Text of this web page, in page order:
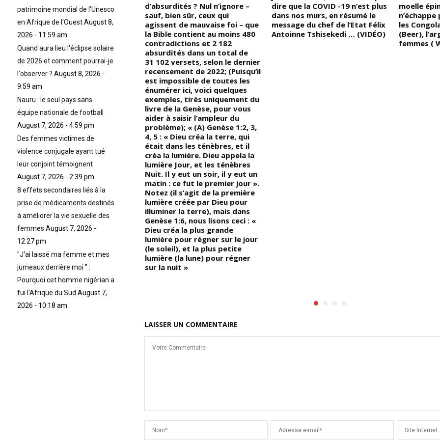
milliardaires africains s’est
encore réduit en 2017 » : le
nombre de milliardaires
africains continue de baisser et
leur fortune ne cesse de
fondre depuis deux ans sous
l’effet des vents contraires qui
soufflent sur le continent …
Selon le magazine Forbes
d’absurdités ? Nul n’ignore –
sauf, bien sûr, ceux qui
agissent de mauvaise foi – que
la Bible contient au moins 480
contradictions et 2 182
absurdités dans un total de
31 102 versets, selon le dernier
recensement de 2022; (Puisqu’il
est impossible de toutes les
énumérer ici, voici quelques
exemples, tirés uniquement du
livre de la Genèse, pour vous
aider à saisir l’ampleur du
problème); « (A) Genèse 1:2, 3,
4, 5 : « Dieu créa la terre, qui
était dans les ténèbres, et il
créa la lumière. Dieu appela la
lumière Jour, et les ténèbres
Nuit. Il y eut un soir, il y eut un
matin : ce fut le premier jour ».
Notez (il s’agit de la première
lumière créée par Dieu pour
illuminer la terre), mais dans
Genèse 1:6, nous lisons ceci : «
Dieu créa la plus grande
lumière pour régner sur le jour
(le soleil), et la plus petite
lumière (la lune) pour régner
sur la nuit »
dire que la COVID -19 n’est plus
dans nos murs, en résumé le
message du chef de l’Etat Félix
Antoinne Tshisekedi … (VIDÉO)
moelle
les
(Beer),
femmes (
LAISSER UN COMMENTAIRE
patrimoine mondial de l'Unesco
en Afrique de l'OuestAugust 8,
2026 - 11:59 am
Quand aura lieu l'éclipse solaire
de 2026 et comment pourrai-je
l'observer ? August 8, 2026 -
9:59 am
Nauru : le seul pays sans
équipe nationale de football
August 7, 2026 - 4:59 pm
Des femmes victimes de
violence conjugale ayant tué
leur conjoint témoignent
August 7, 2026 - 2:39 pm
8 effets secondaires liés à la
prise de médicaments destinés
à améliorer la vie sexuelle des
femmes August 7, 2026 -
12:27 pm
''J'ai laissé ma femme et mes
jumeaux derrière moi '' :
Pourquoi cet homme nigérian a
fui l'Afrique du Sud August 7,
2026 - 10:18 am